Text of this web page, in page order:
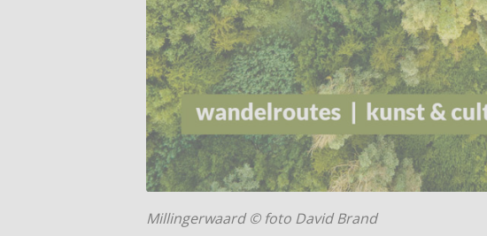
Millingerwaard © foto David Brand